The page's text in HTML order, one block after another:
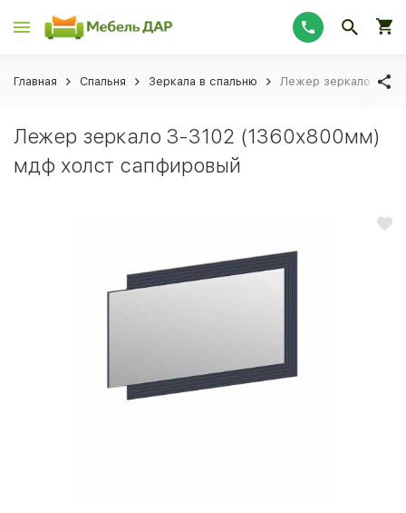
Главная Спальня Зеркала в спальню Лежер зеркало З-
Лежер зеркало З-3102 (1360х800мм)
мдф холст сапфировый